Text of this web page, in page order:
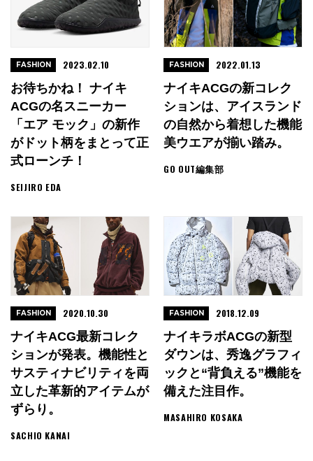
お待ちかね！ ナイキ
ACGの名スニーカー
「エア モック」の新作
がドット柄をまとって正
式ローンチ！
SEIJIRO EDA
FASHION 2023.02.10
ナイキACGの新コレク
ションは、アイスランド
の自然から着想した機能
美ウエアが揃い踏み。
GO OUT編集部
FASHION 2022.01.13
ナイキACG最新コレク
ションが発表。機能性と
サスティナビリティを両
立した革新的アイテムが
ずらり。
SACHIO KANAI
FASHION 2020.10.30
ナイキラボACGの新型
ダウンは、秀逸グラフィ
ックと“背負える”機能を
備えた注目作。
MASAHIRO KOSAKA
FASHION 2018.12.09